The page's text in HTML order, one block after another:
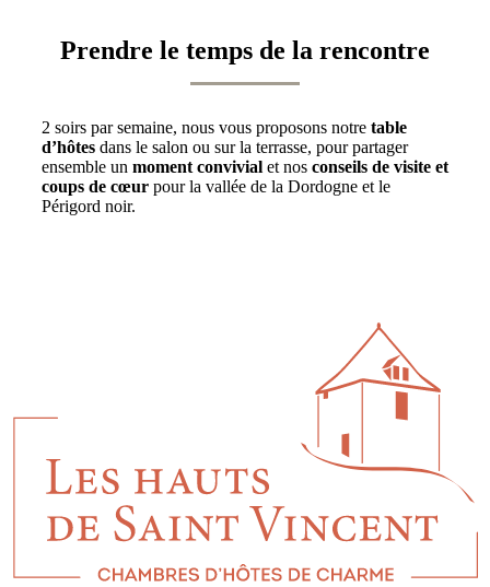
Prendre le temps de la rencontre
2 soirs par semaine, nous vous proposons notre table
d’hôtes dans le salon ou sur la terrasse, pour partager
ensemble un moment convivial et nos conseils de visite et
coups de cœur pour la vallée de la Dordogne et le
Périgord noir.